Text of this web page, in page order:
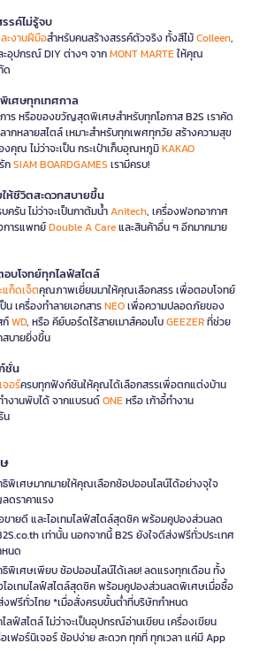
รค์ไม่รู้จบ
ะงานฝีมือสำหรับคนสร้างสรรค์ตัวจริง ทั้งสีไม้Colleen,
ะอุปกรณ์ DIY ต่างๆ จากMONT MARTEให้คุณ
ด
เศษทุกเทศกาล
ร หรือของขวัญสุดพิเศษสำหรับทุกโอกาส B2S เราคัด
ากหลายสไตล์ เหมาะสำหรับทุกเพศทุกวัย สร้างความสุข
คุณ ไม่ว่าจะเป็น กระเป๋าเก็บอุณหภูมิKAKAO
กSIAM BOARDGAMES เรามีครบ!
ให้ชีวิตสะดวกสบายขึ้น
ครัน ไม่ว่าจะเป็นกาต้มน้ำAnitech, เครื่องฟอกอากาศ
การแพทย์Double A Careและสินค้าอื่น ๆ อีกมากมาย
อบโจทย์ทุกไลฟ์สไตล์
แก็ดเจ็ตคุณภาพเยี่ยมมาให้คุณเลือกสรร เพื่อตอบโจทย์
น เครื่องทำลายเอกสารNEOเพื่อความปลอดภัยของ
ก์WD, หรือ คีย์บอร์ดไร้สายเมาส์คอมโบGEEZERที่ช่วย
บายยิ่งขึ้น
ชั่น
จอร์ครบทุกฟังก์ชันให้คุณได้เลือกสรรเพื่อตกแต่งบ้าน
ำงานพับได้ จากแบรนด์ONEหรือ เก้าอี้ทำงาน
น
ธิพิเศษมากมายให้คุณเลือกช้อปออนไลน์ได้อย่างจุใจ
ดราคาแรง
ขายดี และไอเทมไลฟ์สไตล์สุดชิค พร้อมคูปองส่วนลด
เท่านั้น นอกจากนี้ B2S ยังใจดีส่งฟรีทั่วประเทศ
นด
ธิพิเศษเพียบ ช้อปออนไลน์ได้เลย! ลดแรงทุกเดือน ทั้ง
อเทมไลฟ์สไตล์สุดชิค พร้อมคูปองส่วนลดพิเศษเมื่อซื้อ
งฟรีทั่วไทย *เมื่อสั่งครบขั้นต่ำที่บริษัทกำหนด
ลฟ์สไตล์ ไม่ว่าจะเป็นอุปกรณ์อ่านเขียน เครื่องเขียน
ฟอร์นิเจอร์ ช้อปง่าย สะดวก ทุกที่ ทุกเวลา แค่มี App